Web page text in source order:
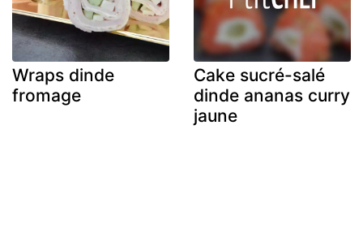
Wraps dinde
fromage
Cake sucré-salé
dinde ananas curry
jaune